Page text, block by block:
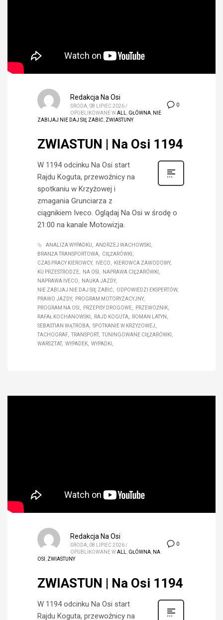
0
Redakcja Na Osi
ŚRODA, 08 LIPIEC 2026 /
OPUBLIKOWANE WALL GŁÓWNA NIE
ZABIJAJ NIE DAJ SIĘ ZABIĆ ZWIASTUNY
ZWIASTUN | Na Osi 1194
W 1194 odcinku Na Osi start
Rajdu Koguta, przewoźnicy na
spotkaniu w Krzyżowej i
zmagania Grunciarza z
ciągnikiem Iveco. Oglądaj Na Osi w środę o
21:00 na kanale Motowizja.
ANALIZA WYPADKU
ANDRZEJ WACHOWSKI
BRANŻA TRANSPORTOWA
CIĘŻARÓWKI
CZAS PRACY KIEROWCY
IVECO
KIEROWCA ZAWODOWY
KU PRZESTRODZE
NA OSI
NAPRAWA CIĘŻARÓWKI
NAPRAWA IVECO
NAUKA JAZDY
NIE ZABIJAJ NIE DAJ SIĘ ZABIĆ
ODPOWIEDZI EKSPERTÓW
PRAWO JAZDY
PROGRAM MOTORYZACYJNY
PROGRAM NA OSI
PRZEPISY DROGOWE
PRZEWOŹNIK
RAFAŁ KOCHANOWSKI
RAJD KOGUTA
ROMAN LATYN
SEBASTIAN WĄTROBA
SPOTKANIE W KRZYŻOWEJ
TACHOGRAF
TRANSPORT
TUNINGOWANE CIĘŻARÓWKI
WARSZTAT
WYPADEK WYPADKI
0
Redakcja Na Osi
ŚRODA, 08 LIPIEC 2026 /
OPUBLIKOWANE WALL GŁÓWNA NA
OSI
ZWIASTUNY
ZWIASTUN | Na Osi 1194
W 1194 odcinku Na Osi start
Rajdu Koguta, przewoźnicy na